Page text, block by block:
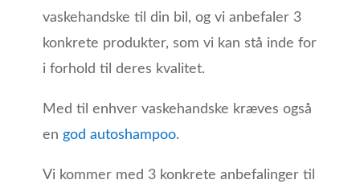
vaskehandske til din bil, og vi anbefaler 3
konkrete produkter, som vi kan stå inde for
i forhold til deres kvalitet.
Med til enhver vaskehandske kræves også
en god autoshampoo.
Vi kommer med 3 konkrete anbefalinger til